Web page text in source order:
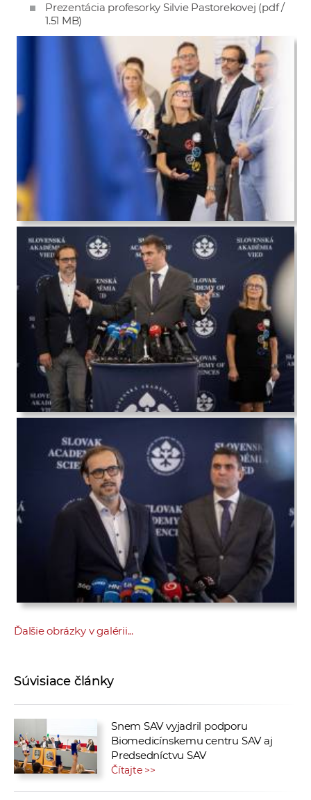
Prezentácia profesorky Silvie Pastorekovej (pdf /
1.51 MB)
Ďalšie obrázky v galérii...
Súvisiace články
Snem SAV vyjadril podporu
Biomedicínskemu centru SAV aj
Predsedníctvu SAV
Čítajte >>